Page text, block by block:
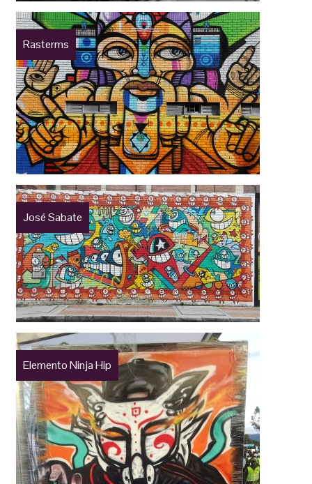
Rasterms
José Sabate
Elemento Ninja Hip